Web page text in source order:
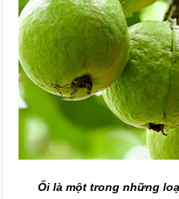
Ổi là một trong những